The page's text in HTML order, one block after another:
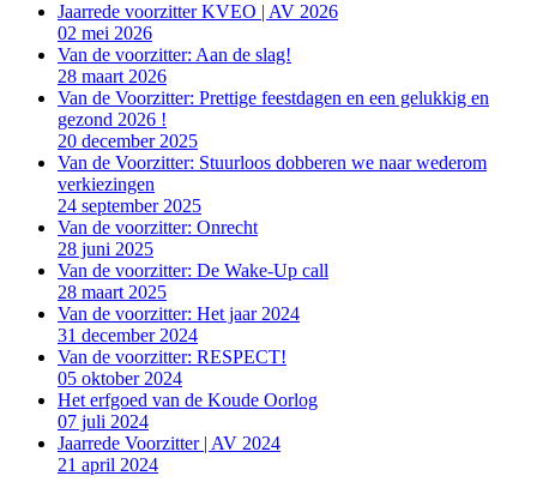
Jaarrede voorzitter KVEO | AV 2026
02 mei 2026
Van de voorzitter: Aan de slag!
28 maart 2026
Van de Voorzitter: Prettige feestdagen en een gelukkig en
gezond 2026 !
20 december 2025
Van de Voorzitter: Stuurloos dobberen we naar wederom
verkiezingen
24 september 2025
Van de voorzitter: Onrecht
28 juni 2025
Van de voorzitter: De Wake-Up call
28 maart 2025
Van de voorzitter: Het jaar 2024
31 december 2024
Van de voorzitter: RESPECT!
05 oktober 2024
Het erfgoed van de Koude Oorlog
07 juli 2024
Jaarrede Voorzitter | AV 2024
21 april 2024